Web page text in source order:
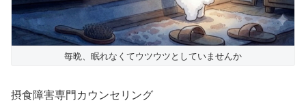
毎晩、眠れなくてウツウツとしていませんか
摂食障害専門カウンセリング